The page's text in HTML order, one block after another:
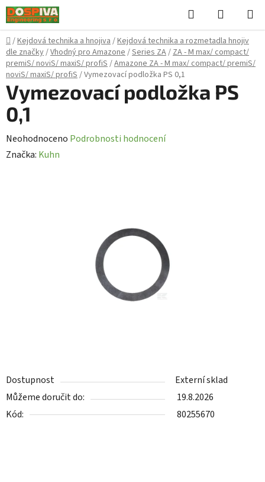
Přejít
na
obsah
Hledat
KOŠÍK
Domů
/Kejdová technika a hnojiva/Kejdová technika a rozmetadla hnojiv
dle značky/Vhodný pro Amazone/Series ZA/ZA - M max/ compact/
premiS/ noviS/ maxiS/ profiS/Amazone ZA - M max/ compact/ premiS/
noviS/ maxiS/ profiS/Vymezovací podložka PS 0,1
Dostupnost
Externí sklad
Můžeme doručit do:
19.8.2026
Kód:
80255670
Vymezovací podložka PS
0,1
Průměrné
hodnocení
Neohodnoceno Podrobnosti hodnocení
Značka: Kuhn